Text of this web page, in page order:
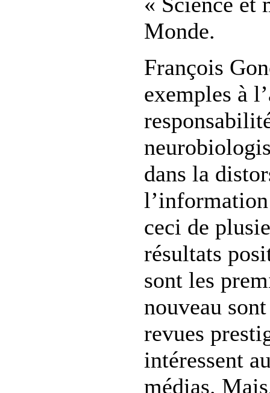
Monde.
François
exemples à
dans la
ceci de
résultats
sont les
nouveau
revues
intéressent
médias.